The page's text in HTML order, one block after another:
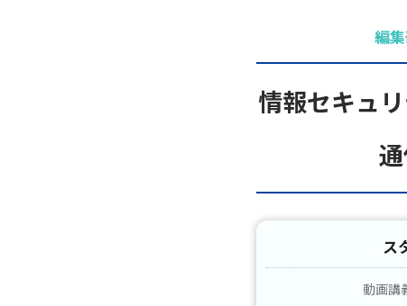
編
情報セキュ
ス
動画講